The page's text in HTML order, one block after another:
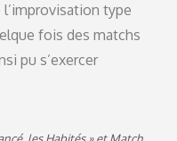
type
fois des matchs
pu s’exercer